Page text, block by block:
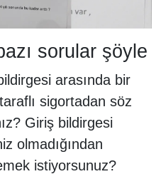
sorular şöyle
arasında bir
sigortadan söz
Giriş bildirgesi
olmadığından
istiyorsunuz?